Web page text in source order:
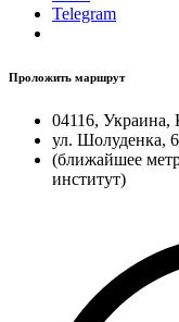
Telegram
Проложить маршрут
04116, Украина,
ул. Шолуденка, 6
(ближайшее
институт)